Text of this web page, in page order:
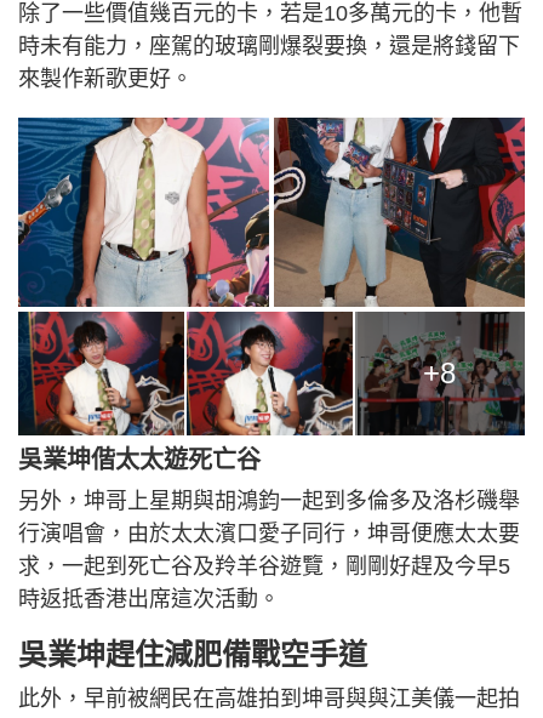
除了一些價值幾百元的卡，若是10多萬元的卡，他暫
時未有能力，座駕的玻璃剛爆裂要換，還是將錢留下
來製作新歌更好。
+8
吳業坤偕太太遊死亡谷
另外，坤哥上星期與胡鴻鈞一起到多倫多及洛杉磯舉
行演唱會，由於太太濱口愛子同行，坤哥便應太太要
求，一起到死亡谷及羚羊谷遊覽，剛剛好趕及今早5
時返抵香港出席這次活動。
吳業坤趕住減肥備戰空手道
此外，早前被網民在高雄拍到坤哥與與江美儀一起拍